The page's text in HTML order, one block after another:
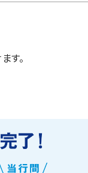
す。